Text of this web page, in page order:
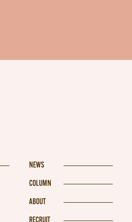
NEWS
COLUMN
ABOUT